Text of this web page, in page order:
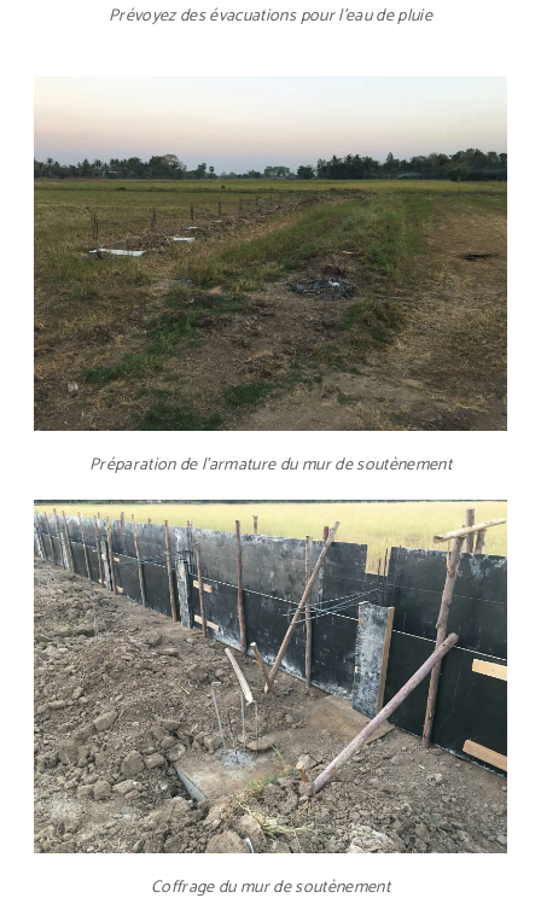
Prévoyez des évacuations pour l’eau de pluie
Préparation de l’armature du mur de soutènement
Coffrage du mur de soutènement